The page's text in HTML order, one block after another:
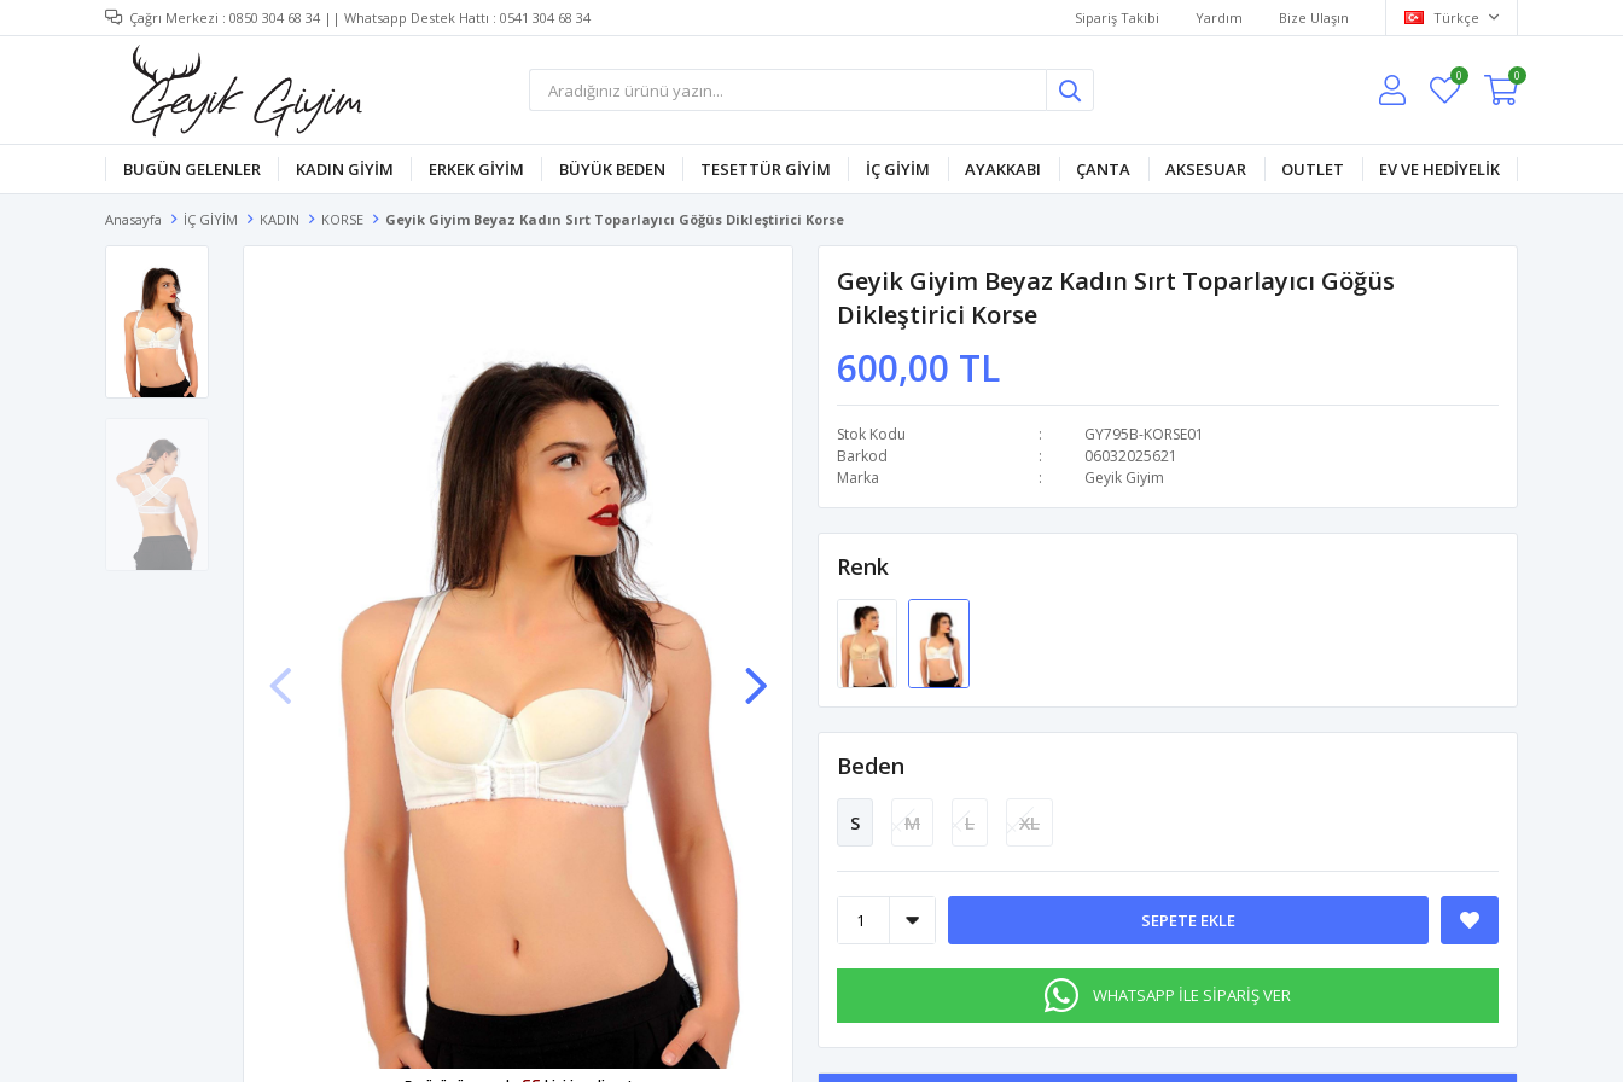
Çağrı Merkezi : 0850 304 68 34 || Whatsapp Destek Hattı : 0541 304 68 34 Sipariş Takibi Yardım Bize Ulaşın Türkçe
0 0
BUGÜN GELENLER KADIN GİYİM ERKEK GİYİM BÜYÜK BEDEN TESETTÜR GİYİM İÇ GİYİM AYAKKABI ÇANTA AKSESUAR OUTLET EV VE HEDİYELİK
Anasayfa İÇ GİYİM KADIN KORSE Geyik Giyim Beyaz Kadın Sırt Toparlayıcı Göğüs Dikleştirici Korse
Geyik Giyim Beyaz Kadın Sırt Toparlayıcı Göğüs
Dikleştirici Korse
600,00 TL
Stok Kodu
GY795B-KORSE01
Barkod
06032025621
Marka
Geyik Giyim
Renk
Beden
S M L XL
SEPETE EKLE
WHATSAPP İLE SİPARİŞ VER